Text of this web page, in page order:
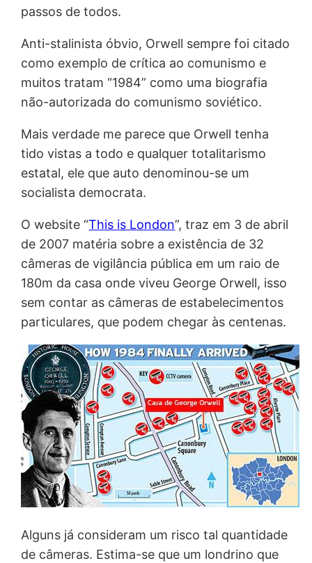
passos de todos.
Anti-stalinista óbvio, Orwell sempre foi citado
como exemplo de crítica ao comunismo e
muitos tratam “1984” como uma biografia
não-autorizada do comunismo soviético.
Mais verdade me parece que Orwell tenha
tido vistas a todo e qualquer totalitarismo
estatal, ele que auto denominou-se um
socialista democrata.
O website “This is London”, traz em 3 de abril
de 2007 matéria sobre a existência de 32
câmeras de vigilância pública em um raio de
180m da casa onde viveu George Orwell, isso
sem contar as câmeras de estabelecimentos
particulares, que podem chegar às centenas.
Alguns já consideram um risco tal quantidade
de câmeras. Estima-se que um londrino que